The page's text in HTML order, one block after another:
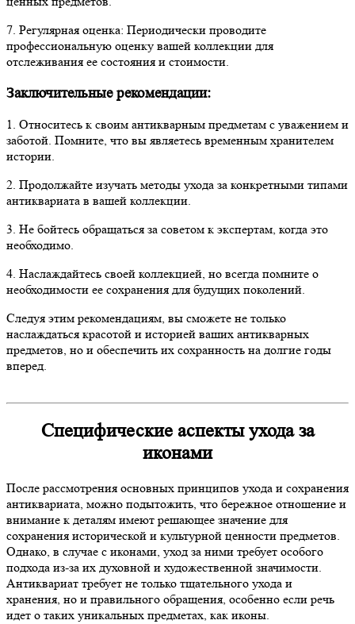
7. Регулярная оценка: Периодически проводите
профессиональную оценку вашей коллекции для
отслеживания ее состояния и стоимости.
Заключительные рекомендации:
1. Относитесь к своим антикварным предметам с уважением и
заботой. Помните, что вы являетесь временным хранителем
истории.
2. Продолжайте изучать методы ухода за конкретными типами
антиквариата в вашей коллекции.
3. Не бойтесь обращаться за советом к экспертам, когда это
необходимо.
4. Наслаждайтесь своей коллекцией, но всегда помните о
необходимости ее сохранения для будущих поколений.
Следуя этим рекомендациям, вы сможете не только
наслаждаться красотой и историей ваших антикварных
предметов, но и обеспечить их сохранность на долгие годы
вперед.
Специфические аспекты ухода за
иконами
После рассмотрения основных принципов ухода и сохранения
антиквариата, можно подытожить, что бережное отношение и
внимание к деталям имеют решающее значение для
сохранения исторической и культурной ценности предметов.
Однако, в случае с иконами, уход за ними требует особого
подхода из-за их духовной и художественной значимости.
Антиквариат требует не только тщательного ухода и
хранения, но и правильного обращения, особенно если речь
идет о таких уникальных предметах, как иконы.